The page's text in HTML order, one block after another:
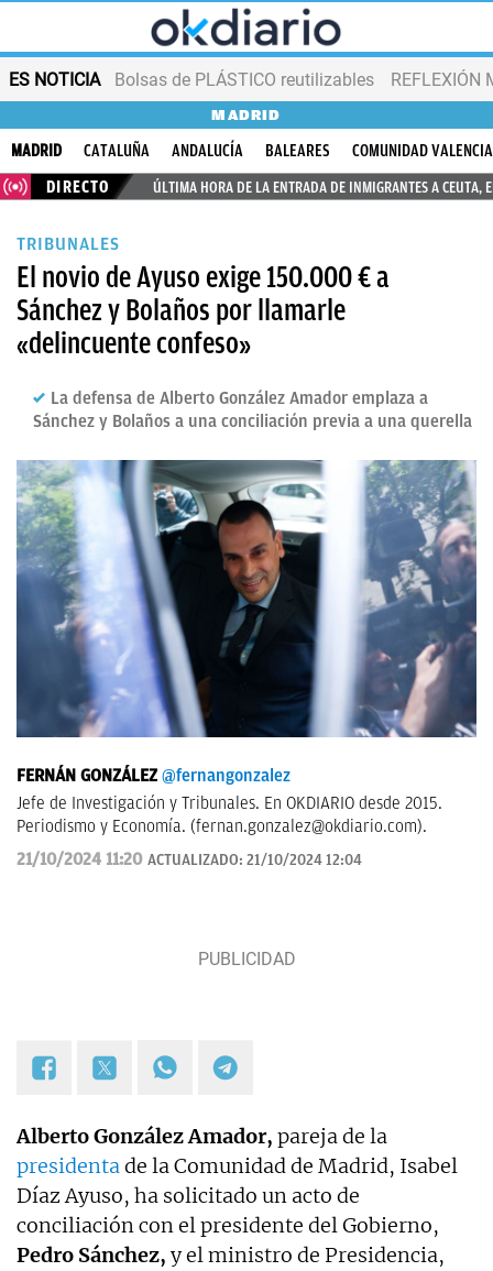
ES NOTICIA Bolsas de PLÁSTICO reutilizables REFLEXIÓN
MADRID
MADRID CATALUÑA ANDALUCÍA BALEARES
COMUNIDAD
DIRECTO
ÚLTIMA HORA DE LA ENTRADA DE INMIGRANTES A CEUTA,
TRIBUNALES
El novio de Ayuso exige 150.000 € a
Sánchez y Bolaños por llamarle
«delincuente confeso»
La defensa de Alberto González Amador emplaza a
Sánchez y Bolaños a una conciliación previa a una querella
FERNÁN GONZÁLEZ @fernangonzalez
Jefe de Investigación y Tribunales. En OKDIARIO desde 2015.
Periodismo y Economía. (fernan.gonzalez@okdiario.com).
21/10/2024 11:20 ACTUALIZADO: 21/10/2024 12:04
Alberto González Amador, pareja de la
presidentade la Comunidad de Madrid, Isabel
Díaz Ayuso, ha solicitado un acto de
conciliación con el presidente del Gobierno,
Pedro Sánchez, y el ministro de Presidencia,